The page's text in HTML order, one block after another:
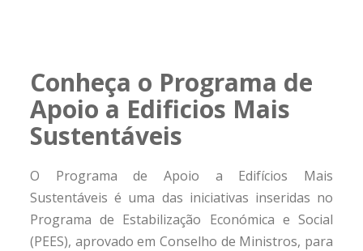
Conheça o Programa de
Apoio a Edificios Mais
Sustentáveis
O Programa de Apoio a Edifícios Mais
Sustentáveis é uma das iniciativas inseridas no
Programa de Estabilização Económica e Social
(PEES), aprovado em Conselho de Ministros, para